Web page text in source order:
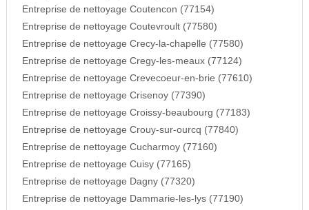
Entreprise de nettoyage Coutencon (77154)
Entreprise de nettoyage Coutevroult (77580)
Entreprise de nettoyage Crecy-la-chapelle (77580)
Entreprise de nettoyage Cregy-les-meaux (77124)
Entreprise de nettoyage Crevecoeur-en-brie (77610)
Entreprise de nettoyage Crisenoy (77390)
Entreprise de nettoyage Croissy-beaubourg (77183)
Entreprise de nettoyage Crouy-sur-ourcq (77840)
Entreprise de nettoyage Cucharmoy (77160)
Entreprise de nettoyage Cuisy (77165)
Entreprise de nettoyage Dagny (77320)
Entreprise de nettoyage Dammarie-les-lys (77190)